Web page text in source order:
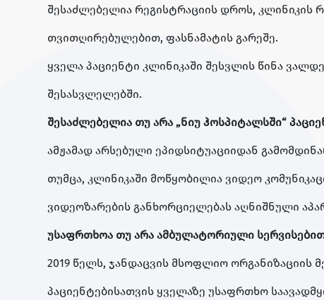
შესაძლებელია რეგისტრაციის დროს, კლინიკის
თვითღირებულებით, ფასნამატის გარეშე.
ყველა პაციენტი კლინიკაში შესვლის წინა
შესასვლელებში.
შესაძლებელია თუ არა „ნიუ ჰოსპიტალსში“
ამჟამად არსებული ეპიდსიტუაციიდან
თუმცა, კლინიკაში მოწყობილია ვიდეო
ვიდეოზარების განხორციელებას აღნიშნული
უსაფრთხოა თუ არა ამბულატორიული
2019 წელს, ჯანდაცვის მსოფლიო
პაციენტებისათვის ყველაზე უსაფრთხო